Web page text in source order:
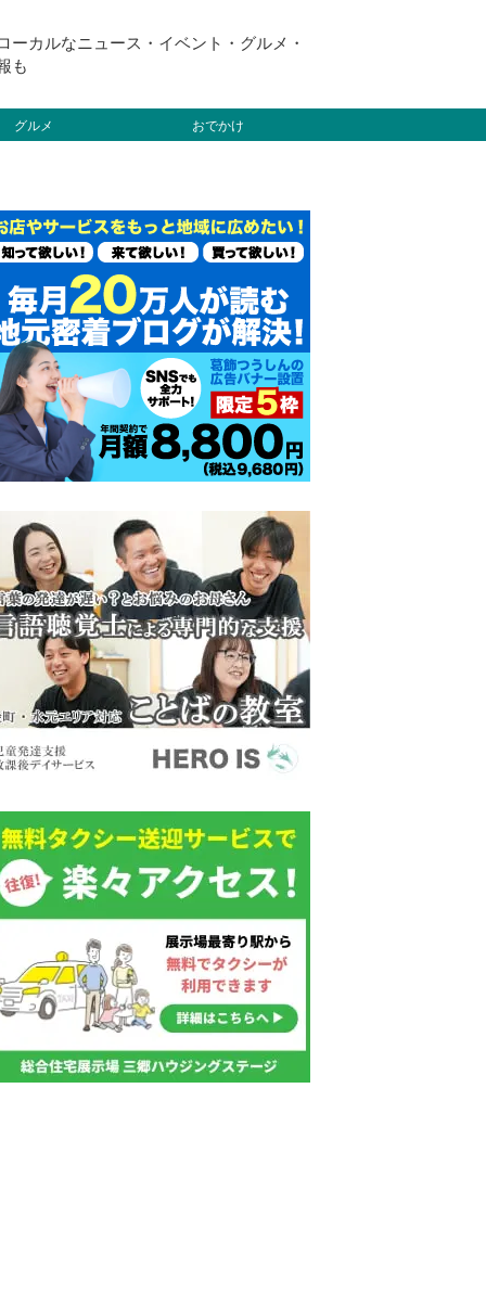
カルなニュース・イベント・グルメ・
も
グルメ おでかけ